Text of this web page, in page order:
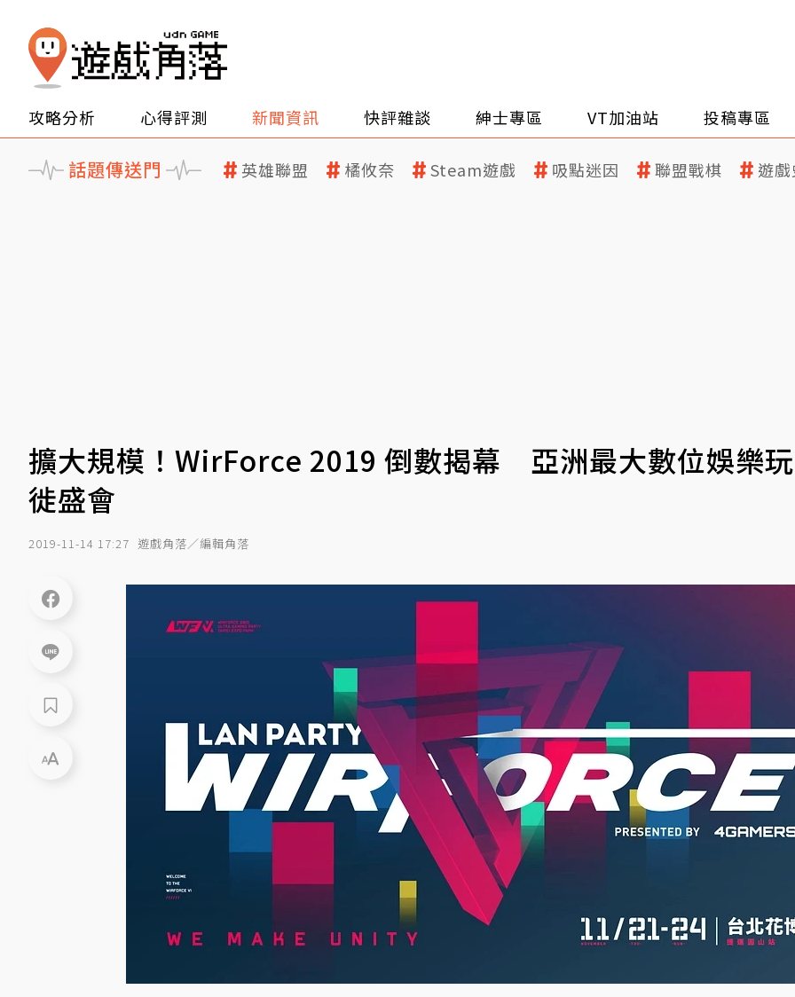
攻略分析 心得評測 新聞資訊 快評雜談 紳士專區 VT加油站 投稿專區
話題傳送門 英雄聯盟 橘攸奈 Steam遊戲 吸點迷因 聯盟戰棋 遊
擴大規模！WirForce 2019 倒數揭幕 亞洲最大數位娛樂
徙盛會
2019-11-14 17:27 遊戲角落／編輯角落